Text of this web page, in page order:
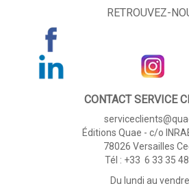
RETROUVEZ-
CONTACT SERVICE
Éditions Quae - c/o
78026 Versailles
Tél : +33 6 33 35
Du lundi au